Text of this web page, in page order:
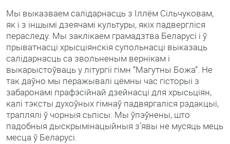
Мы выказваем салідарнасць з Іллём Сільчуковам,
як і з іншымі дзеячамі культуры, якіх падвергліся
пераследу. Мы заклікаем грамадзтва Беларусі і ў
прыватнасці хрысціянскія супольнасці выказаць
салідарнасць са звольненым вернікам і
выкарыстоўваць у літургіі гімн “Магутны Божа”. Не
так даўно мы перажывалі цёмны час гісторыі з
забаронамі прафэсійнай дзейнасці для хрысьціян,
калі тэксты духоўных гімнаў падвяргаліся рэдакцыі,
траплялі ў чорныя сьпісы. Мы ўпэўнены, што
падобныя дыскрымінацыйныя з’явы не мусяць мець
месца ў Беларусі.